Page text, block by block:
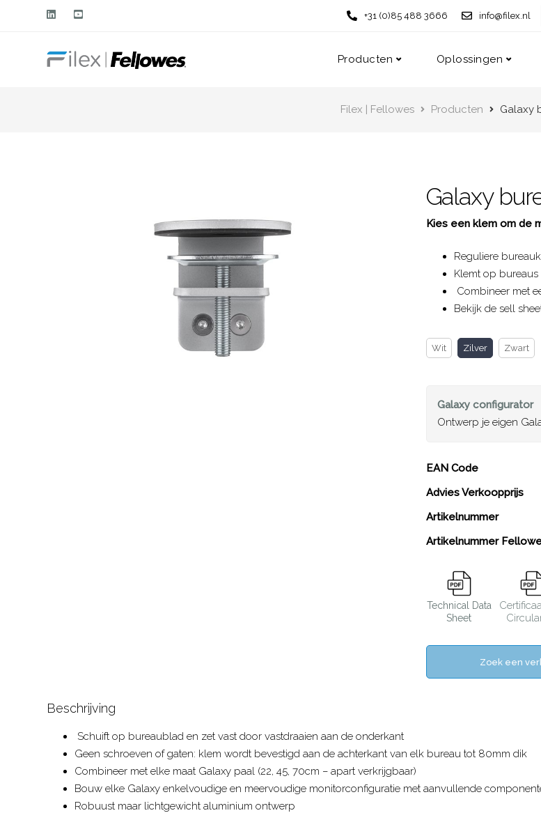
+31 (0)85 488 3666 info@filex.nl
Producten Oplossingen
Filex | Fellowes Producten Galaxy
Galaxy
Kies een klem om de
Reguliere
Klemt op
Combineer met
Bekijk de sell
Wit Zilver Zwart
Galaxy configurator
Ontwerp je eigen
Galaxy
Close
EAN Code
Advies Verkoopprijs
Artikelnummer
Artikelnummer
Technical Data
Sheet
Zoek een
Beschrijving
Schuift op bureaublad en zet vast door vastdraaien aan de onderkant
Geen schroeven of gaten: klem wordt bevestigd aan de achterkant van elk bureau tot 80mm dik
Combineer met elke maat Galaxy paal (22, 45, 70cm – apart verkrijgbaar)
Bouw elke Galaxy enkelvoudige en meervoudige monitorconfiguratie met aanvullende
Robuust maar lichtgewicht aluminium ontwerp